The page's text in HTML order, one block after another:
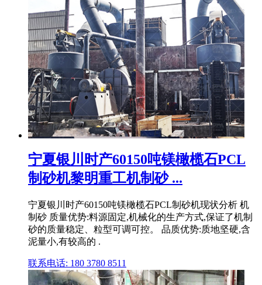
宁夏银川时产60150吨镁橄榄石PCL
制砂机黎明重工机制砂 ...
宁夏银川时产60150吨镁橄榄石PCL制砂机现状分析 机
制砂 质量优势:料源固定,机械化的生产方式,保证了机制
砂的质量稳定、粒型可调可控。 品质优势:质地坚硬,含
泥量小,有较高的 .
联系电话: 180 3780 8511